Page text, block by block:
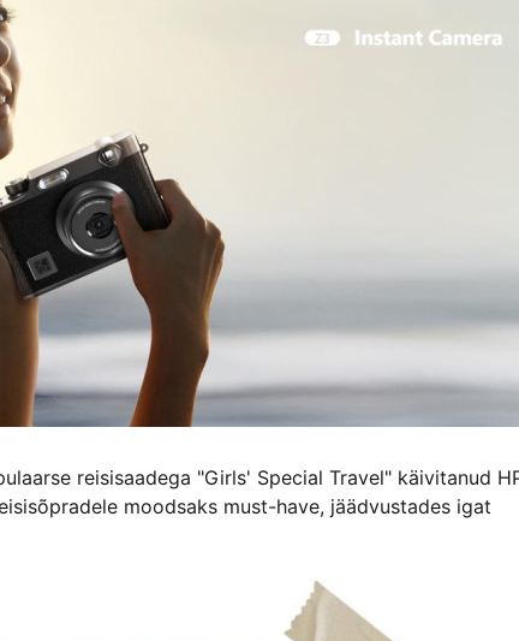
reisisaadega "Girls' Special Travel" käivitanud
moodsaks must-have, jäädvustades igat